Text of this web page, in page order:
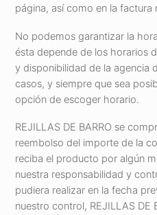
página, así como en la
No podemos garantizar la
ésta depende de los horarios
y disponibilidad de la agencia
casos, y siempre que sea
opción de escoger horario.
REJILLAS DE BARRO se
reembolso del importe de la
reciba el producto por algún
nuestra responsabilidad y
pudiera realizar en la fecha
nuestro control, REJILLAS DE